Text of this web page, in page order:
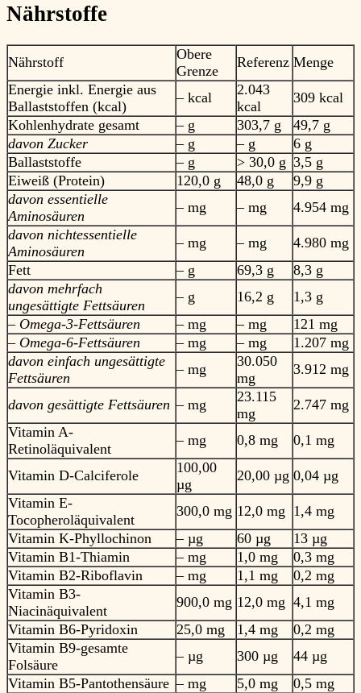
Nährstoffe
Nährstoff
Obere
Grenze
Referenz Menge
Energie inkl. Energie aus
Ballaststoffen (kcal)
– kcal
2.043
kcal
309 kcal
Kohlenhydrate gesamt
– g 303,7 g
49,7 g
davon Zucker
– g – g
6 g
Ballaststoffe
– g > 30,0 g 3,5 g
Eiweiß (Protein)
120,0 g 48,0 g
9,9 g
davon essentielle
Aminosäuren
– mg – mg
4.954 mg
davon nichtessentielle
Aminosäuren
– mg – mg
4.980 mg
Fett
– g 69,3 g
8,3 g
davon mehrfach
ungesättigte Fettsäuren
– g 16,2 g
1,3 g
– Omega-3-Fettsäuren
– mg – mg
121 mg
– Omega-6-Fettsäuren
– mg – mg
1.207 mg
davon einfach ungesättigte
Fettsäuren
– mg
30.050
mg
3.912 mg
davon gesättigte Fettsäuren – mg
23.115
mg
2.747 mg
Vitamin A-
Retinoläquivalent
– mg 0,8 mg 0,1 mg
Vitamin D-Calciferole
100,00
µg
20,00 µg 0,04 µg
Vitamin E-
Tocopheroläquivalent
300,0 mg 12,0 mg 1,4 mg
Vitamin K-Phyllochinon
– µg 60 µg
13 µg
Vitamin B1-Thiamin
– mg 1,0 mg
0,3 mg
Vitamin B2-Riboflavin
– mg 1,1 mg
0,2 mg
Vitamin B3-
Niacinäquivalent
900,0 mg 12,0 mg 4,1 mg
Vitamin B6-Pyridoxin
25,0 mg 1,4 mg
0,2 mg
Vitamin B9-gesamte
Folsäure
– µg 300 µg
44 µg
Vitamin B5-Pantothensäure – mg 5,0 mg
0,5 mg